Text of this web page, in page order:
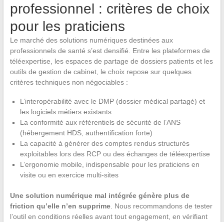
professionnel : critères de choix
pour les praticiens
Le marché des solutions numériques destinées aux
professionnels de santé s’est densifié. Entre les plateformes de
téléexpertise, les espaces de partage de dossiers patients et les
outils de gestion de cabinet, le choix repose sur quelques
critères techniques non négociables :
L’interopérabilité avec le DMP (dossier médical partagé) et
les logiciels métiers existants
La conformité aux référentiels de sécurité de l’ANS
(hébergement HDS, authentification forte)
La capacité à générer des comptes rendus structurés
exploitables lors des RCP ou des échanges de téléexpertise
L’ergonomie mobile, indispensable pour les praticiens en
visite ou en exercice multi-sites
Une solution numérique mal intégrée génère plus de
friction qu’elle n’en supprime. Nous recommandons de tester
l’outil en conditions réelles avant tout engagement, en vérifiant